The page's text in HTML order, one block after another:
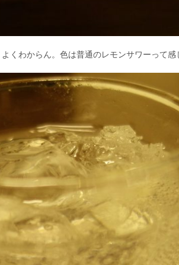
くわからん。色は普通のレモンサワーって感